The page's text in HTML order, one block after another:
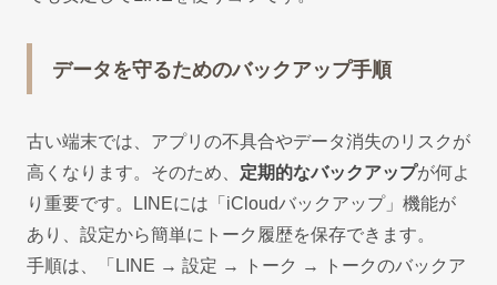
データを守るためのバックアップ手順
古い端末では、アプリの不具合やデータ消失のリスクが
高くなります。そのため、 定期的なバックアップが何よ
り重要です。LINEには「iCloudバックアップ」機能が
あり、設定から簡単にトーク履歴を保存できます。
手順は、「LINE → 設定 → トーク → トークのバックア